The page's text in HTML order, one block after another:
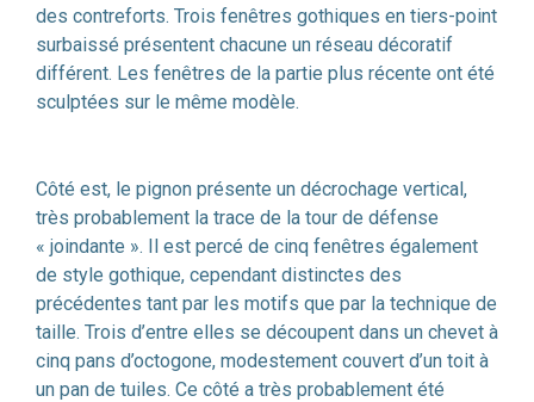
des contreforts. Trois fenêtres gothiques en tiers-point
surbaissé présentent chacune un réseau décoratif
différent. Les fenêtres de la partie plus récente ont été
sculptées sur le même modèle.
Côté est, le pignon présente un décrochage vertical,
très probablement la trace de la tour de défense
« joindante ». Il est percé de cinq fenêtres également
de style gothique, cependant distinctes des
précédentes tant par les motifs que par la technique de
taille. Trois d’entre elles se découpent dans un chevet à
cinq pans d’octogone, modestement couvert d’un toit à
un pan de tuiles. Ce côté a très probablement été